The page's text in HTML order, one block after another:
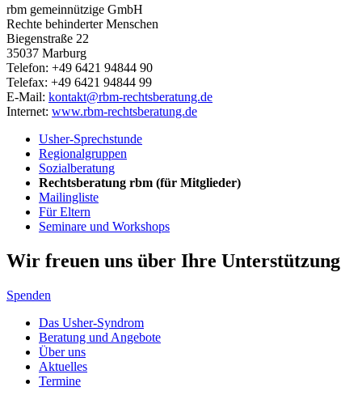
rbm gemeinnützige GmbH
Rechte behinderter Menschen
Biegenstraße 22
35037 Marburg
Telefon: +49 6421 94844 90
Telefax: +49 6421 94844 99
E-Mail: kontakt@rbm-rechtsberatung.de
Internet: www.rbm-rechtsberatung.de
Usher-Sprechstunde
Regionalgruppen
Sozialberatung
Rechtsberatung rbm (für Mitglieder)
Mailingliste
Für Eltern
Seminare und Workshops
Wir freuen uns über Ihre Unterstützung
Spenden
Das Usher-Syndrom
Beratung und Angebote
Über uns
Aktuelles
Termine